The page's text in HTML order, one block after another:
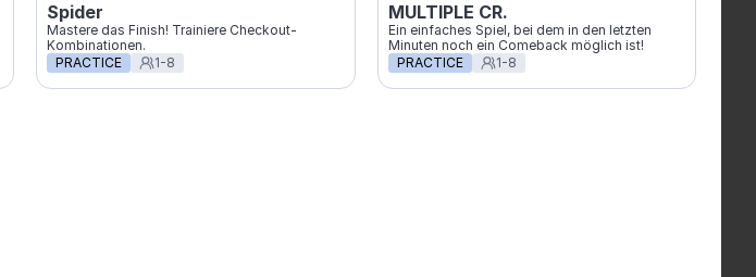
Spider
Mastere das Finish! Trainiere Checkout-
Kombinationen.
PRACTICE
1-8
MULTIPLE CR.
Ein einfaches Spiel, bei dem in den letzten
Minuten noch ein Comeback möglich ist!
PRACTICE
1-8